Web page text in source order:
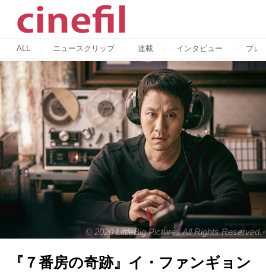
ALL ニュースクリップ 連載 インタビュー プレ
© 2020 LittleBig Pictures All Rights Reserved.
『７番房の奇跡』イ・ファンギョン